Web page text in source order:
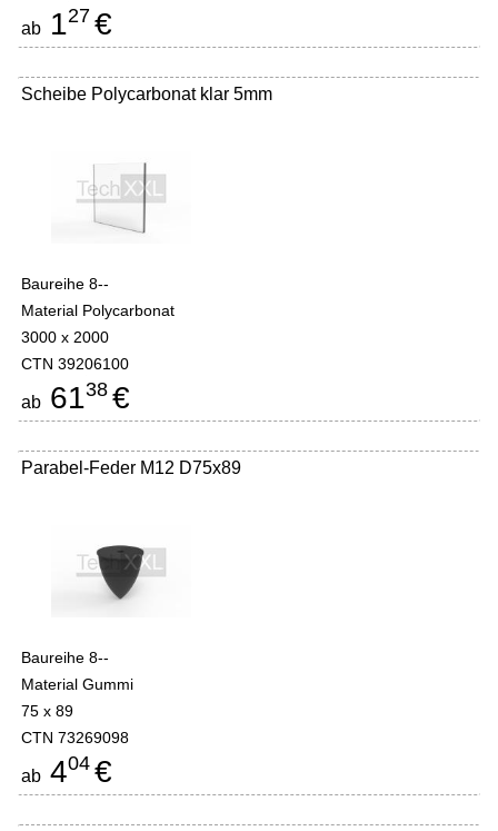
ab 127 €
Scheibe Polycarbonat klar 5mm
Baureihe 8--
Material Polycarbonat
3000 x 2000
CTN 39206100
ab 6138 €
Parabel-Feder M12 D75x89
Baureihe 8--
Material Gummi
75 x 89
CTN 73269098
ab 404 €